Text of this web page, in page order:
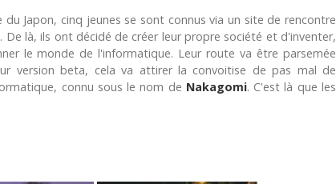
Japon, cinq jeunes se sont connus via un site de rencontre
là, ils ont décidé de créer leur propre société et d'inventer,
le monde de l'informatique. Leur route va être parsemée
version beta, cela va attirer la convoitise de pas mal de
connu sous le nom de Nakagomi. C'est là que les